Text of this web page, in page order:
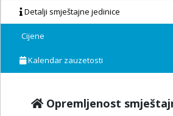
Detalji smještajne jedinice
Cijene
Kalendar zauzetosti
Opremljenost